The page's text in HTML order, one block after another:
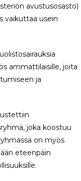
avustusosasto)
vaikuttaa usein
ammattilaisille, joita
ja
joka koostuu
on myös
eteenpäin